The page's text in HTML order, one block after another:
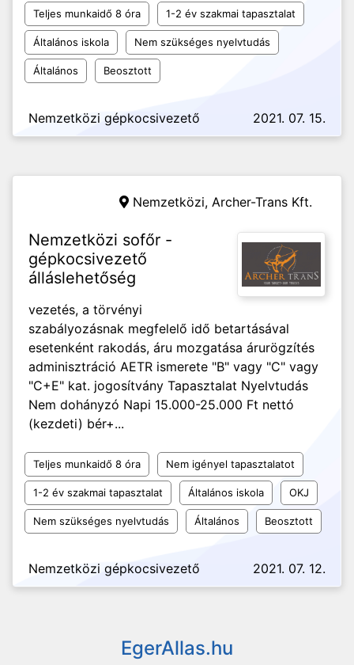
Teljes munkaidő 8 óra 1-2 év szakmai tapasztalat
Általános iskola Nem szükséges nyelvtudás
Általános Beosztott
Nemzetközi gépkocsivezető 2021. 07. 15.
Nemzetközi, Archer-Trans Kft.
Nemzetközi sofőr -
gépkocsivezető
álláslehetőség
vezetés, a törvényi
szabályozásnak megfelelő idő betartásával
esetenként rakodás, áru mozgatása árurögzítés
adminisztráció AETR ismerete "B" vagy "C" vagy
"C+E" kat. jogosítvány Tapasztalat Nyelvtudás
Nem dohányzó Napi 15.000-25.000 Ft nettó
(kezdeti) bér+...
Teljes munkaidő 8 óra Nem igényel tapasztalatot
1-2 év szakmai tapasztalat Általános iskola OKJ
Nem szükséges nyelvtudás Általános Beosztott
Nemzetközi gépkocsivezető 2021. 07. 12.
EgerAllas.hu